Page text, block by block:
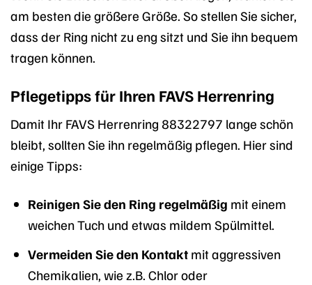
am besten die größere Größe. So stellen Sie sicher,
dass der Ring nicht zu eng sitzt und Sie ihn bequem
tragen können.
Pflegetipps für Ihren FAVS Herrenring
Damit Ihr FAVS Herrenring 88322797 lange schön
bleibt, sollten Sie ihn regelmäßig pflegen. Hier sind
einige Tipps:
Reinigen Sie den Ring regelmäßig mit einem
weichen Tuch und etwas mildem Spülmittel.
Vermeiden Sie den Kontaktmit aggressiven
Chemikalien, wie z.B. Chlor oder